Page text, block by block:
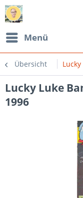
Menü
Übersicht
Lucky Luke
1996